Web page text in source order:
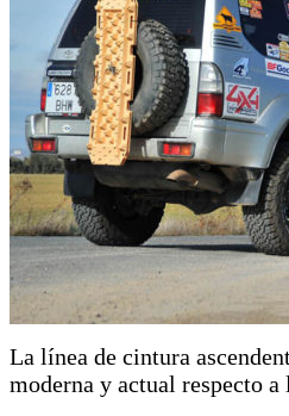
La línea de cintura
moderna y actual respecto a